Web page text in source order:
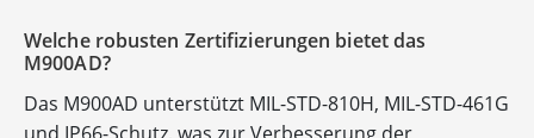
Welche robusten Zertifizierungen bietet das
M900AD?
Das M900AD unterstützt MIL-STD-810H, MIL-STD-461G